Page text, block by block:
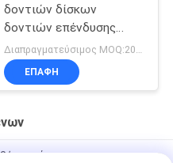
δοντιών δίσκων
δοντιών επένδυσης
φρένων δοντιών
δίσκων φρένων φύλλων
τριβής
ΕΠΑΦΉ
αμιάντων